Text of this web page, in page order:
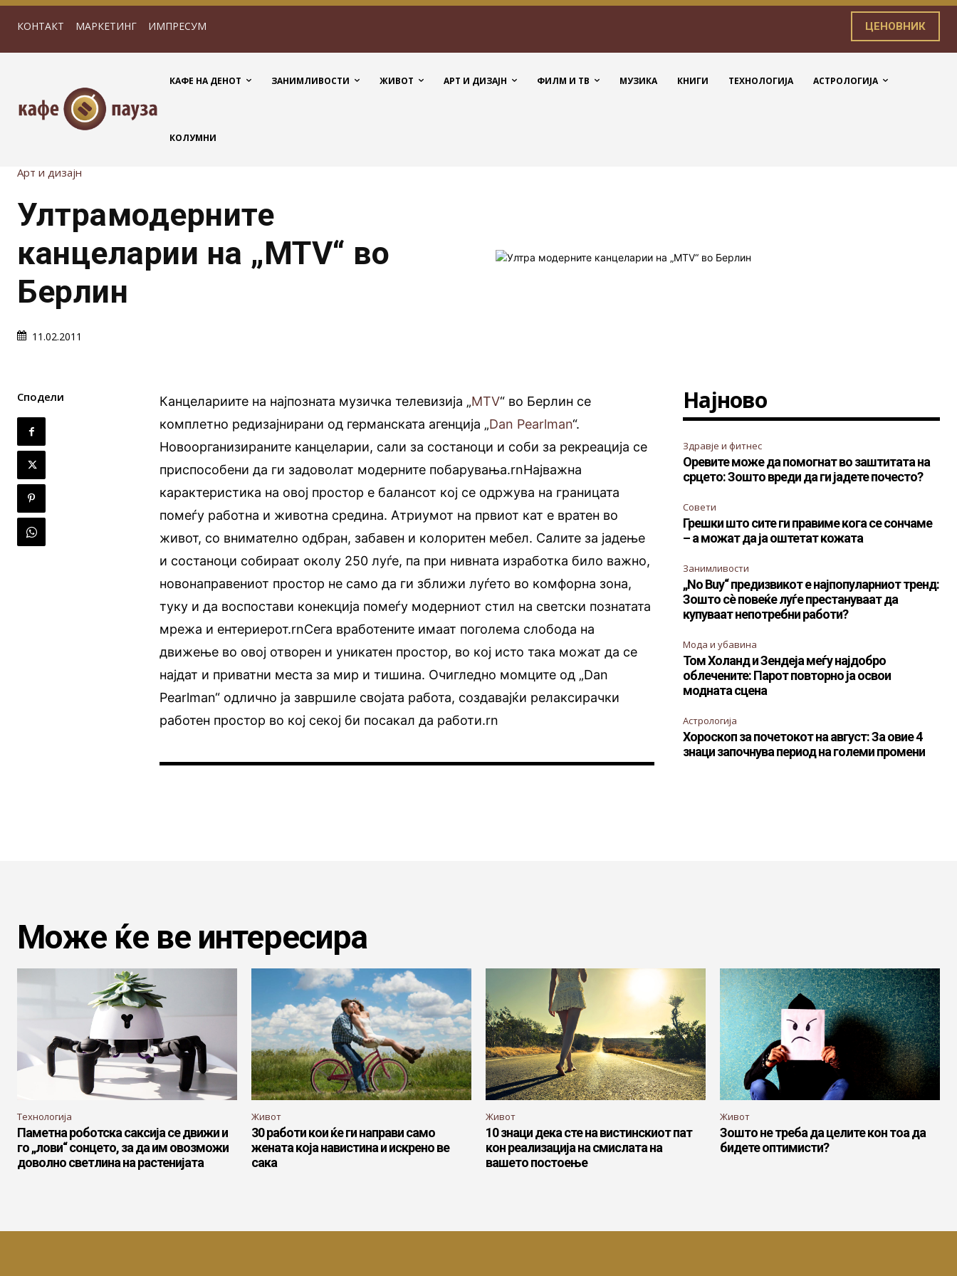
КОНТАКТ МАРКЕТИНГ ИМПРЕСУМ ЦЕНОВНИК
КАФЕ НА ДЕНОТ ЗАНИМЛИВОСТИ ЖИВОТ АРТ И ДИЗАЈН ФИЛМ И ТВ МУЗИКА КНИГИ ТЕХНОЛОГИЈА АСТРОЛОГИЈА
КОЛУМНИ
Арт и дизајн
Ултрамодерните
канцеларии на „MTV“ во
Берлин
11.02.2011
Сподели Канцелариите на најпозната музичка телевизија „MTV“ во Берлин се
комплетно редизајнирани од германската агенција „Dan Pearlman“.
Новоорганизираните канцеларии, сали за состаноци и соби за рекреација се
приспособени да ги задоволат модерните побарувања.rnНајважна
карактеристика на овој простор е балансот кој се одржува на границата
помеѓу работна и животна средина. Атриумот на првиот кат е вратен во
живот, со внимателно одбран, забавен и колоритен мебел. Салите за јадење
и состаноци собираат околу 250 луѓе, па при нивната изработка било важно,
новонаправениот простор не само да ги зближи луѓето во комфорна зона,
туку и да воспостави конекција помеѓу модерниот стил на светски познатата
мрежа и ентериерот.rnСега вработените имаат поголема слобода на
движење во овој отворен и уникатен простор, во кој исто така можат да се
најдат и приватни места за мир и тишина. Очигледно момците од „Dan
Pearlman“ одлично ја завршиле својата работа, создавајќи релаксирачки
работен простор во кој секој би посакал да работи.rn
Најново
Здравје и фитнес
Оревите може да помогнат во заштитата на
срцето: Зошто вреди да ги јадете почесто?
Совети
Грешки што сите ги правиме кога се сончаме
– а можат да ја оштетат кожата
Занимливости
„No Buy“ предизвикот е најпопуларниот тренд:
Зошто сè повеќе луѓе престануваат да
купуваат непотребни работи?
Мода и убавина
Том Холанд и Зендеја меѓу најдобро
облечените: Парот повторно ја освои
модната сцена
Астрологија
Хороскоп за почетокот на август: За овие 4
знаци започнува период на големи промени
Може ќе ве интересира
Технологија
Паметна роботска саксија се движи и
го „лови“ сонцето, за да им овозможи
доволно светлина на растенијата
Живот
30 работи кои ќе ги направи само
жената која навистина и искрено ве
сака
Живот
10 знаци дека сте на вистинскиот пат
кон реализација на смислата на
вашето постоење
Живот
Зошто не треба да целите кон тоа да
бидете оптимисти?